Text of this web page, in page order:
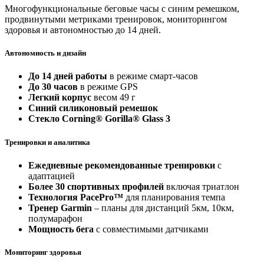
Многофункциональные беговые часы с синим ремешком,
продвинутыми метриками тренировок, мониторингом
здоровья и автономностью до 14 дней.
Автономность и дизайн
До 14 дней работы в режиме смарт-часов
До 30 часов в режиме GPS
Легкий корпус весом 49 г
Синий силиконовый ремешок
Стекло Corning® Gorilla® Glass 3
Тренировки и аналитика
Ежедневные рекомендованные тренировки с
адаптацией
Более 30 спортивных профилей включая триатлон
Технология PacePro™ для планирования темпа
Тренер Garmin – планы для дистанций 5км, 10км,
полумарафон
Мощность бега с совместимыми датчиками
Мониторинг здоровья